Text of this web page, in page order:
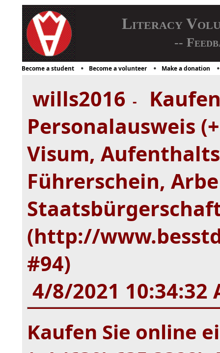
Literacy
--
Become a student Become a volunteer Make a donation
wills2016 -
Personalausweis
Visum,
Führerschein,
(http://
#94)
4/8/2021 10:34:32
Kaufen Sie online